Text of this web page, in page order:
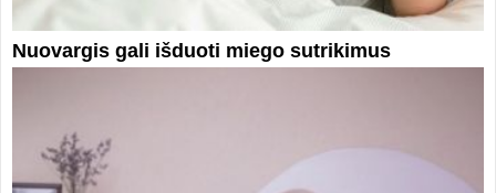
Nuovargis gali išduoti miego sutrikimus